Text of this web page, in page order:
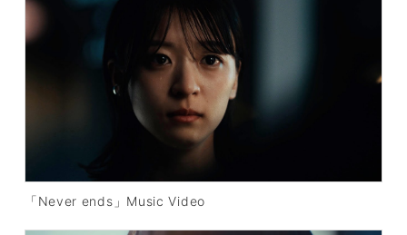
「Never ends」Music Video